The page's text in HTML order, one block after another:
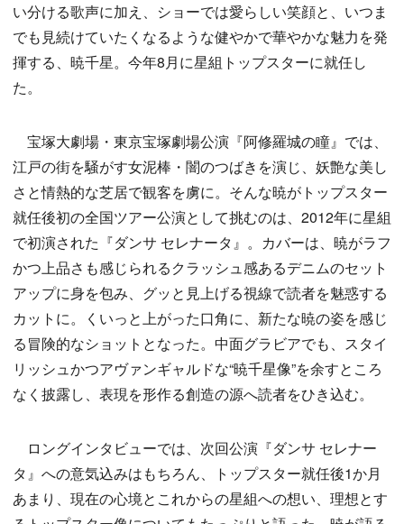
い分ける歌声に加え、ショーでは愛らしい笑顔と、いつま
でも見続けていたくなるような健やかで華やかな魅力を発
揮する、暁千星。今年8月に星組トップスターに就任し
た。
宝塚大劇場・東京宝塚劇場公演『阿修羅城の瞳』では、
江戸の街を騒がす女泥棒・闇のつばきを演じ、妖艶な美し
さと情熱的な芝居で観客を虜に。そんな暁がトップスター
就任後初の全国ツアー公演として挑むのは、2012年に星組
で初演された『ダンサ セレナータ』。カバーは、暁がラフ
かつ上品さも感じられるクラッシュ感あるデニムのセット
アップに身を包み、グッと見上げる視線で読者を魅惑する
カットに。くいっと上がった口角に、新たな暁の姿を感じ
る冒険的なショットとなった。中面グラビアでも、スタイ
リッシュかつアヴァンギャルドな“暁千星像”を余すところ
なく披露し、表現を形作る創造の源へ読者をひき込む。
ロングインタビューでは、次回公演『ダンサ セレナー
タ』への意気込みはもちろん、トップスター就任後1か月
あまり、現在の心境とこれからの星組への想い、理想とす